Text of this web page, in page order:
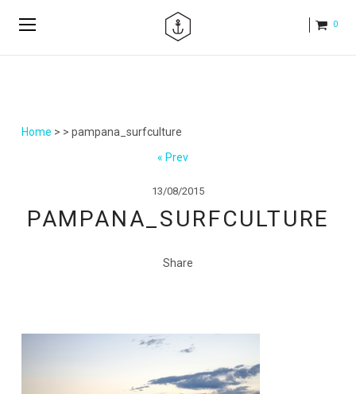
0
Home > > pampana_surfculture
« Prev
13/08/2015
PAMPANA_SURFCULTURE
Share